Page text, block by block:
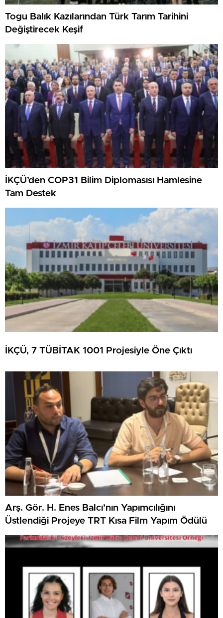
Togu Balık Kazılarından Türk Tarım Tarihini
Değiştirecek Keşif
İKÇÜ’den COP31 Bilim Diplomasısı Hamlesine
Tam Destek
İKÇÜ, 7 TÜBİTAK 1001 Projesiyle Öne Çıktı
Arş. Gör. H. Enes Balcı’nın Yapımcılığını
Üstlendiği Projeye TRT Kısa Film Yapım Ödülü